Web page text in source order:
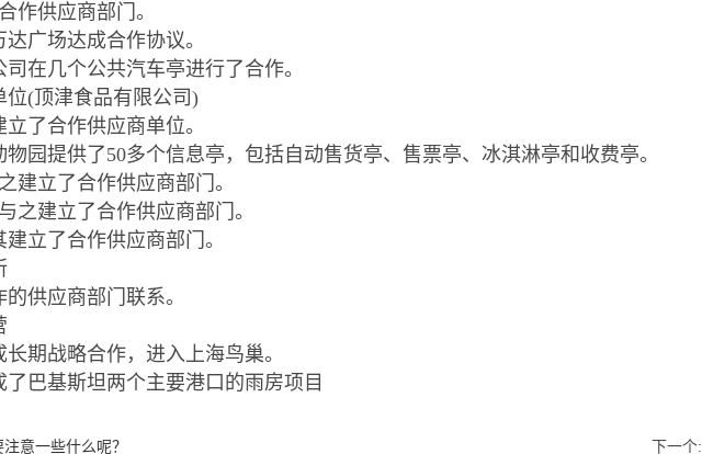
作供应商部门。
广场达成合作协议。
在几个公共汽车亭进行了合作。
位(顶津食品有限公司)
了合作供应商单位。
园提供了50多个信息亭，包括自动售货亭、售票亭、冰淇淋亭和收费亭。
建立了合作供应商部门。
之建立了合作供应商部门。
立了合作供应商部门。
供应商部门联系。
期战略合作，进入上海鸟巢。
巴基斯坦两个主要港口的雨房项目
意一些什么呢？ 下一个: